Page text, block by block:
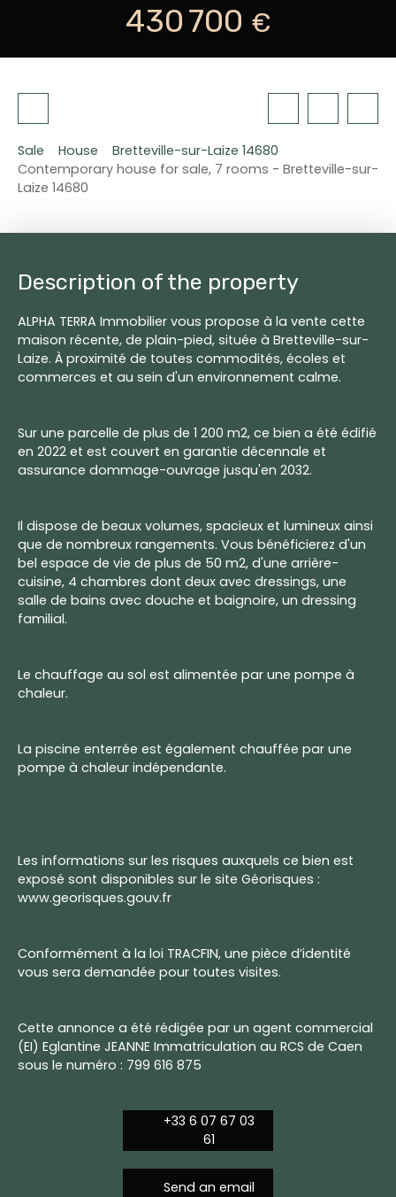
430 700 €
Sale House
Bretteville-sur-Laize 14680
Contemporary house for sale, 7 rooms - Bretteville-sur-
Laize 14680
Description of the property
ALPHA TERRA Immobilier vous propose à la vente cette
maison récente, de plain-pied, située à Bretteville-sur-
Laize. À proximité de toutes commodités, écoles et
commerces et au sein d'un environnement calme.
Sur une parcelle de plus de 1 200 m2, ce bien a été édifié
en 2022 et est couvert en garantie décennale et
assurance dommage-ouvrage jusqu'en 2032.
Il dispose de beaux volumes, spacieux et lumineux ainsi
que de nombreux rangements. Vous bénéficierez d'un
bel espace de vie de plus de 50 m2, d'une arrière-
cuisine, 4 chambres dont deux avec dressings, une
salle de bains avec douche et baignoire, un dressing
familial.
Le chauffage au sol est alimentée par une pompe à
chaleur.
La piscine enterrée est également chauffée par une
pompe à chaleur indépendante.
Les informations sur les risques auxquels ce bien est
exposé sont disponibles sur le site Géorisques :
www.georisques.gouv.fr
Conformément à la loi TRACFIN, une pièce d’identité
vous sera demandée pour toutes visites.
Cette annonce a été rédigée par un agent commercial
(EI) Eglantine JEANNE Immatriculation au RCS de Caen
sous le numéro : 799 616 875
+33 6 07 67 03
61
Send an email